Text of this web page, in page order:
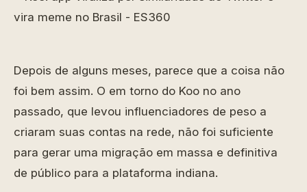
Depois de alguns meses, parece que a coisa não
foi bem assim. O em torno do Koo no ano
passado, que levou influenciadores de peso a
criaram suas contas na rede, não foi suficiente
para gerar uma migração em massa e definitiva
de público para a plataforma indiana.